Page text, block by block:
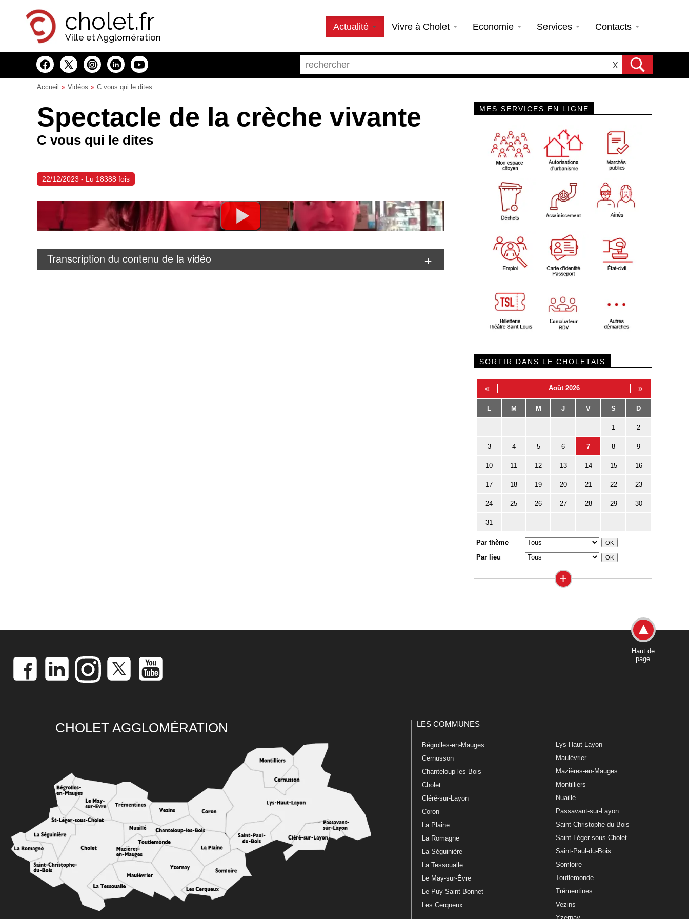
cholet.fr
Ville et Agglomération
Actualité Vivre à Cholet Economie Services Contacts
X
Accueil Vidéos C vous qui le dites
Spectacle de la crèche vivante
C vous qui le dites
22/12/2023 - Lu 18388 fois
Transcription du contenu de la vidéo
MES SERVICES EN LIGNE
SORTIR DANS LE CHOLETAIS
« Août 2026 »
L M M J V S D
1 2
3 4 5 6 7 8 9
10 11 12 13 14 15 16
17 18 19 20 21 22 23
24 25 26 27 28 29 30
31
Par thème
Par lieu
+
Haut de
page
CHOLET AGGLOMÉRATION LES COMMUNES
Bégrolles-en-Mauges
Cernusson
Chanteloup-les-Bois
Cholet
Cléré-sur-Layon
Coron
La Plaine
La Romagne
La Séguinière
La Tessoualle
Le May-sur-Èvre
Le Puy-Saint-Bonnet
Les Cerqueux
Lys-Haut-Layon
Maulévrier
Mazières-en-Mauges
Montilliers
Nuaillé
Passavant-sur-Layon
Saint-Christophe-du-Bois
Saint-Léger-sous-Cholet
Saint-Paul-du-Bois
Somloire
Toutlemonde
Trémentines
Vezins